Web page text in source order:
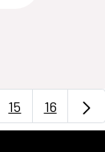
TAB para
Página
15 Página
16